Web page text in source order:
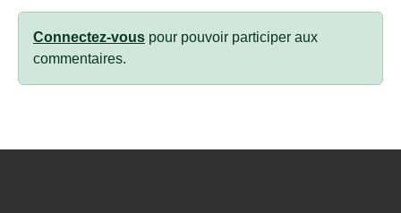
Connectez-vous pour pouvoir participer aux
commentaires.